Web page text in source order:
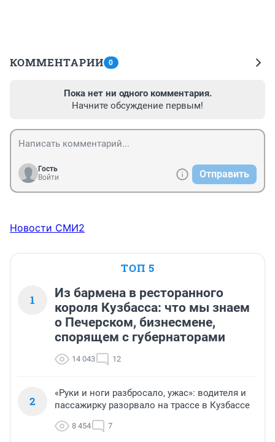
КОММЕНТАРИИ 0
Пока нет ни одного комментария.
Начните обсуждение первым!
Гость
Войти
Отправить
Новости СМИ2
ТОП 5
1
Из бармена в ресторанного
короля Кузбасса: что мы знаем
о Печерском, бизнесмене,
спорящем с губернаторами
14 043 12
2
«Руки и ноги разбросало, ужас»: водителя и
пассажирку разорвало на трассе в Кузбассе
8 454 7